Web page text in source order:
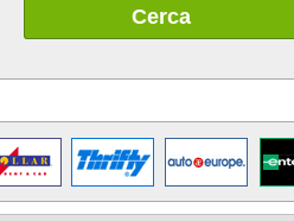
Cerca